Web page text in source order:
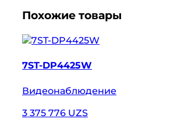
Похожие товары
7ST-DP4425W
Видеонаблюдение
3 375 776 UZS